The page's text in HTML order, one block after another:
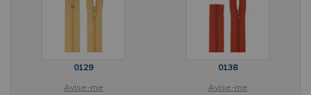
0129
Avise-me
0138
Avise-me